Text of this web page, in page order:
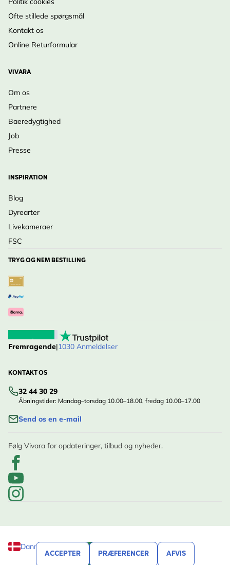
ACCEPTER PRÆFERENCER AFVIS
FILTRER
Ofte stillede spørgsmål
Kontakt os
Online Returformular
VIVARA
Om os
Partnere
Baeredygtighed
Job
Presse
INSPIRATION
Blog
Dyrearter
Livekameraer
FSC
TRYG OG NEM BESTILLING
Fremragende|1030 Anmeldelser
KONTAKT OS
32 44 30 29
Åbningstider: Mandag–torsdag 10.00–18.00, fredag 10.00–17.00
Send os en e-mail
Følg Vivara for opdateringer, tilbud og nyheder.
Danmark
© Vivara, 2020 - 2026